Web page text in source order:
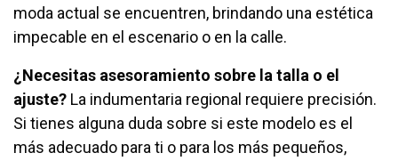
moda actual se encuentren, brindando una estética
impecable en el escenario o en la calle.
¿Necesitas asesoramiento sobre la talla o el
ajuste? La indumentaria regional requiere precisión.
Si tienes alguna duda sobre si este modelo es el
más adecuado para ti o para los más pequeños,